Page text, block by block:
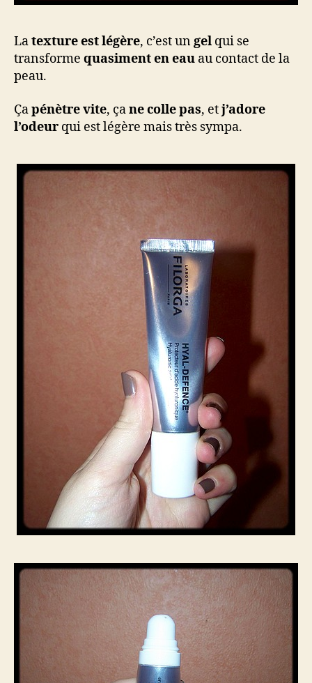
Latexture est légère, c’est ungel qui se
transforme quasiment en eau au contact de la
peau.
Çapénètre vite, çane colle pas, etj’adore
l’odeur qui est légère mais très sympa.